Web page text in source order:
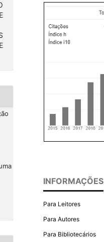
INFORMAÇÕES
Para Leitores
Para Autores
Para Bibliotecários